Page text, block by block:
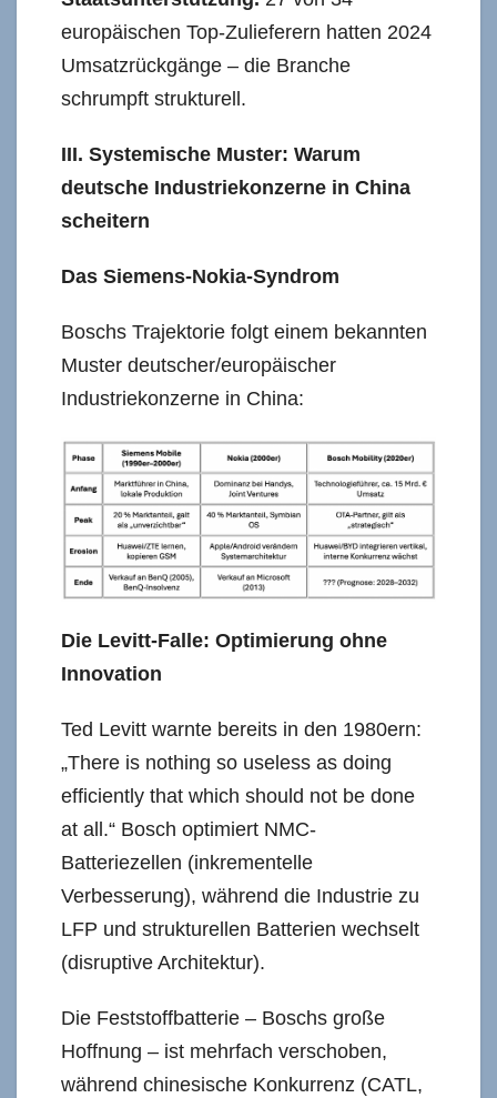
europäischen Top-Zulieferern hatten 2024
Umsatzrückgänge – die Branche
schrumpft strukturell.
III. Systemische Muster: Warum
deutsche Industriekonzerne in China
scheitern
Das Siemens-Nokia-Syndrom
Boschs Trajektorie folgt einem bekannten
Muster deutscher/europäischer
Industriekonzerne in China:
Die Levitt-Falle: Optimierung ohne
Innovation
Ted Levitt warnte bereits in den 1980ern:
„There is nothing so useless as doing
efficiently that which should not be done
at all.“ Bosch optimiert NMC-
Batteriezellen (inkrementelle
Verbesserung), während die Industrie zu
LFP und strukturellen Batterien wechselt
(disruptive Architektur).
Die Feststoffbatterie – Boschs große
Hoffnung – ist mehrfach verschoben,
während chinesische Konkurrenz (CATL,